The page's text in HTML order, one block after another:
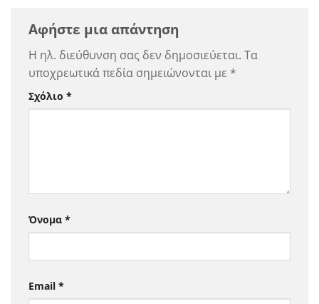
Αφήστε μια απάντηση
Η ηλ. διεύθυνση σας δεν δημοσιεύεται. Τα
υποχρεωτικά πεδία σημειώνονται με *
Σχόλιο *
Όνομα *
Email *